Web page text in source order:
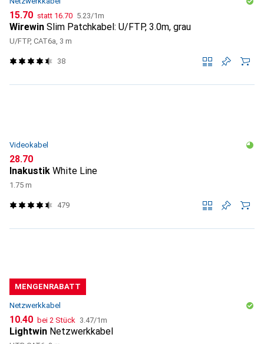
CHF
15.70 statt CHF
16.70 CHF
5.23/1m
Wirewin Slim Patchkabel: U/FTP, 3.0m, grau
U/FTP, CAT6a, 3 m
38
Videokabel
CHF
28.70
Inakustik White Line
1.75 m
479
MENGENRABATT
Netzwerkkabel
CHF
10.40 bei 2 Stück CHF
3.47/1m
Lightwin Netzwerkkabel